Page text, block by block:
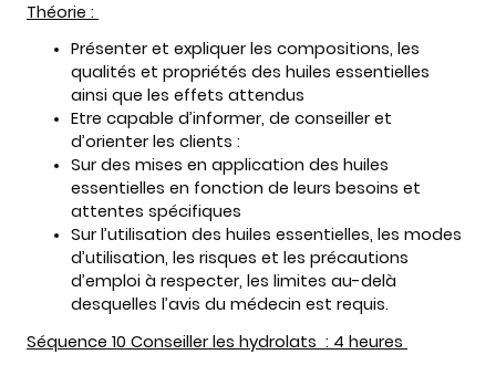
Théorie :
Présenter et expliquer les compositions, les
qualités et propriétés des huiles essentielles
ainsi que les effets attendus
Etre capable d’informer, de conseiller et
d’orienter les clients :
Sur des mises en application des huiles
essentielles en fonction de leurs besoins et
attentes spécifiques
Sur l’utilisation des huiles essentielles, les modes
d’utilisation, les risques et les précautions
d’emploi à respecter, les limites au-delà
desquelles l’avis du médecin est requis.
Séquence 10 Conseiller les hydrolats : 4 heures